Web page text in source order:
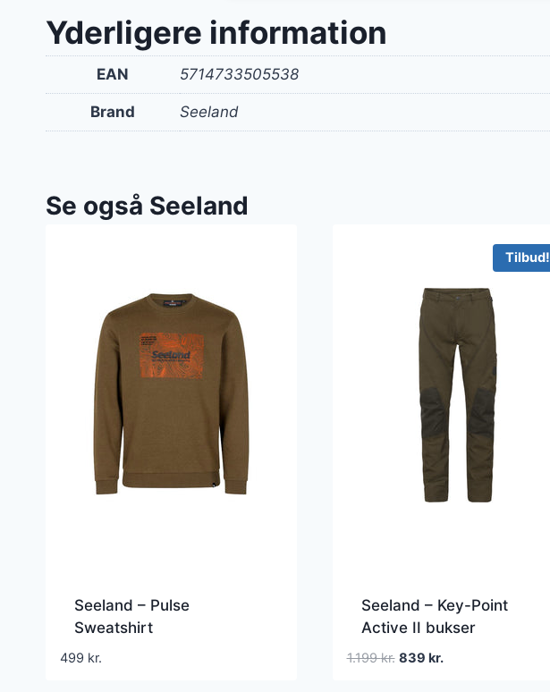
Yderligere information
EAN 5714733505538
Brand Seeland
Se også Seeland
Seeland – Pulse
Sweatshirt
499 kr.
Tilbud!
Seeland – Key-Point
Active II bukser
1.199kr. Den
839 kr.Den